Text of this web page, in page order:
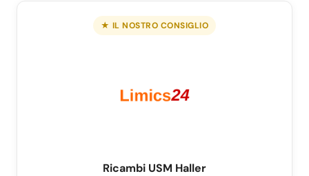
★ IL NOSTRO CONSIGLIO
Ricambi USM Haller